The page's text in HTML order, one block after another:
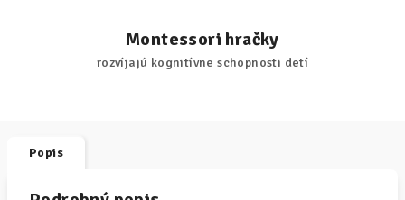
Montessori hračky
rozvíjajú kognitívne schopnosti detí
Popis